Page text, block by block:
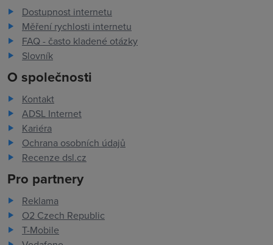
Dostupnost internetu
Měření rychlosti internetu
FAQ - často kladené otázky
Slovník
O společnosti
Kontakt
ADSL Internet
Kariéra
Ochrana osobních údajů
Recenze dsl.cz
Pro partnery
Reklama
O2 Czech Republic
T-Mobile